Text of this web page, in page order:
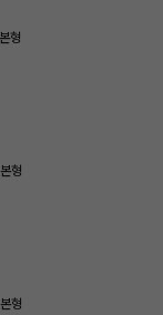
형
형
형